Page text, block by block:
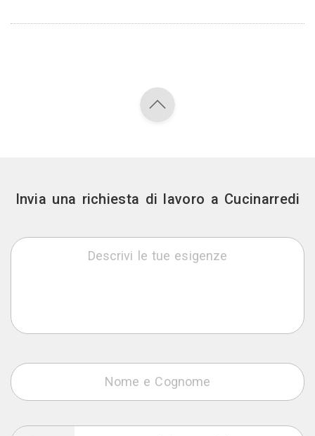
Invia una richiesta di lavoro a Cucinarredi